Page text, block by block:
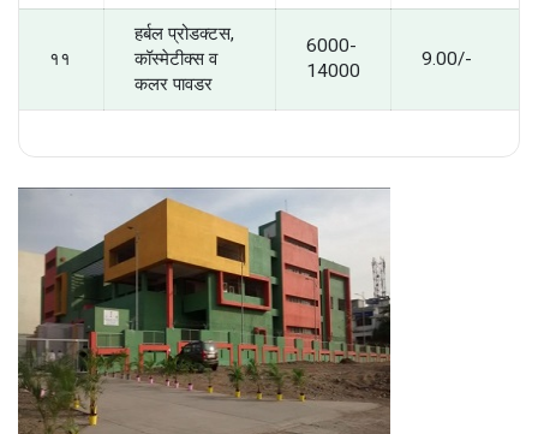
११
हर्बल प्रोडक्टस,
कॉस्मेटीक्स व
कलर पावडर
6000-
14000
9.00/-